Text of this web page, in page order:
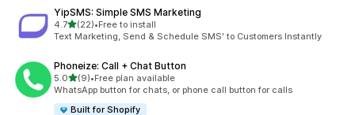
YipSMS: Simple SMS Marketing
4.75つ星中
(22)
合計レビュー数：22件
•Free to install
Text Marketing, Send & Schedule SMS' to Customers Instantly
Phoneize: Call + Chat Button
5.05つ星中
(9)
合計レビュー数：9件
•Free plan available
WhatsApp button for chats, or phone call button for calls
Built for Shopify